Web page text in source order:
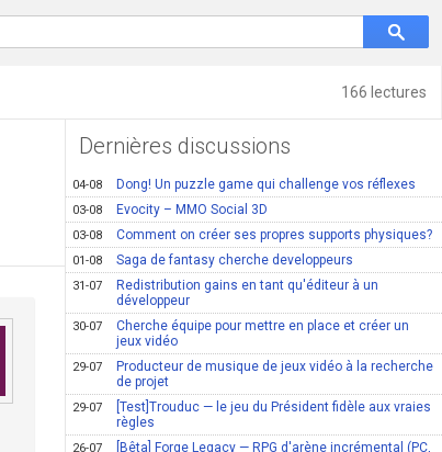
166 lectures
Dernières discussions
04-08 Dong! Un puzzle game qui challenge vos réflexes
03-08 Evocity – MMO Social 3D
03-08 Comment on créer ses propres supports physiques?
01-08 Saga de fantasy cherche developpeurs
31-07
Redistribution gains en tant qu'éditeur à un
développeur
30-07
Cherche équipe pour mettre en place et créer un
jeux vidéo
29-07
Producteur de musique de jeux vidéo à la recherche
de projet
29-07
[Test]Trouduc — le jeu du Président fidèle aux vraies
règles
26-07
[Bêta] Forge Legacy — RPG d'arène incrémental (PC,